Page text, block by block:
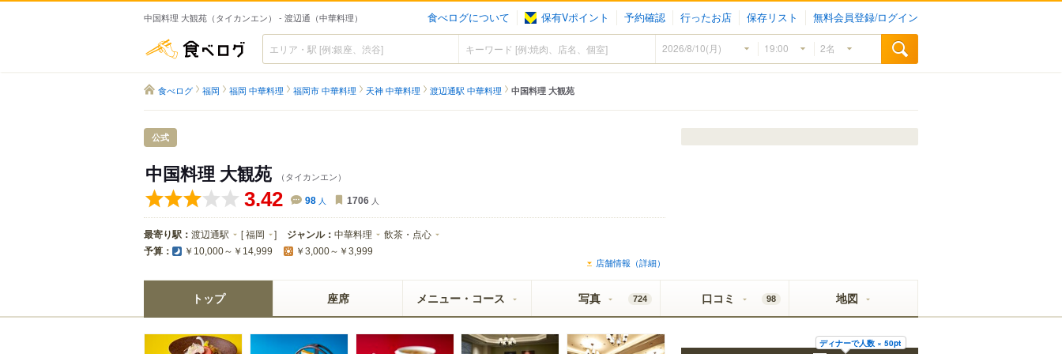
中国料理 大観苑（タイカンエン） - 渡辺通（中華料理） 食べログについて 保有Vポイント 予約確認 行ったお店 保存リスト 無料会員登録/ログイン
食べログ
食べログ 福岡 福岡 中華料理 福岡市 中華料理 天神 中華料理 渡辺通駅 中華料理 中国料理 大観苑
公式
中国料理 大観苑 （タイカンエン）
3.42 98 人 1706 人
最寄り駅： 渡辺通駅 [福岡 ] ジャンル： 中華料理 飲茶・点心
予算： ￥10,000～￥14,999 ￥3,000～￥3,999
店舗情報（詳細）
トップ 座席 メニュー・コース 写真 724 口コミ 98 地図
ディナーで人数 × 50pt